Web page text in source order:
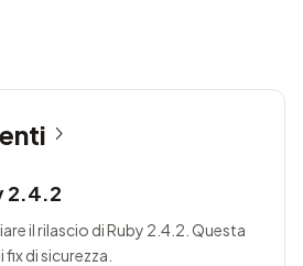
2.4.2
il rilascio di Ruby 2.4.2. Questa
di sicurezza.